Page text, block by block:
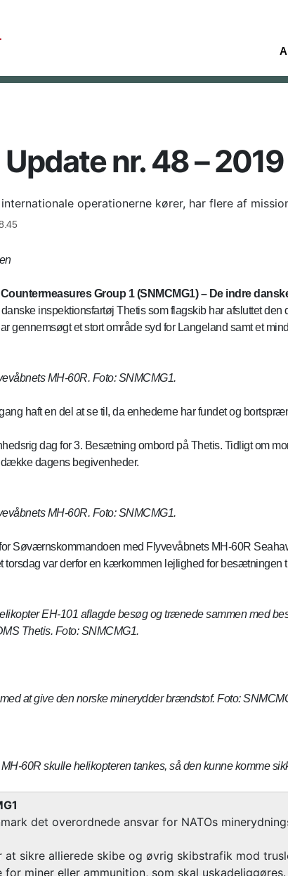
nr. 48 – 2019
operationerne kører, har flere af
Group 1 (SNMCMG1) – De indre
inspektionsfartøj Thetis som flagskib har afsluttet
gennemsøgt et stort område syd for Langeland samt et
MH-60R. Foto: SNMCMG1.
haft en del at se til, da enhederne har fundet og
dag for 3. Besætning ombord på Thetis. Tidligt om
dagens begivenheder.
MH-60R. Foto: SNMCMG1.
Søværnskommandoen med Flyvevåbnets MH-60R
torsdag var derfor en kærkommen lejlighed for besætningen
EH-101 aflagde besøg og trænede sammen med
Thetis. Foto: SNMCMG1.
at give den norske minerydder brændstof. Foto:
60R skulle helikopteren tankes, så den kunne komme
det overordnede ansvar for NATOs
at sikre allierede skibe og øvrig skibstrafik mod
for miner eller ammunition, som skal